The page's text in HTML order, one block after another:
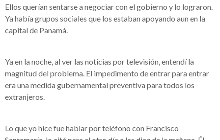
Ellos querían sentarse a negociar con el gobierno y lo lograron.
Ya había grupos sociales que los estaban apoyando aun en la
capital de Panamá.
Ya en la noche, al ver las noticias por televisión, entendí la
magnitud del problema. El impedimento de entrar para entrar
era una medida gubernamental preventiva para todos los
extranjeros.
Lo que yo hice fue hablar por teléfono con Francisco